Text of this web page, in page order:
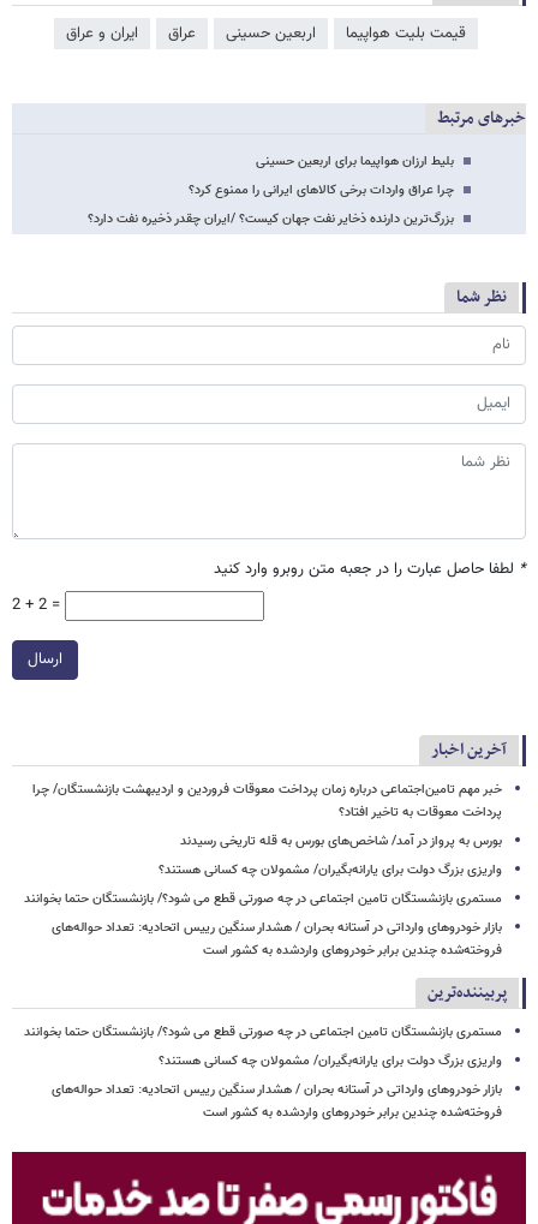
قیمت بلیت هواپیما اربعین حسینی عراق ایران و عراق
خبرهای مرتبط
بلیط ارزان هواپیما برای اربعین حسینی
چرا عراق واردات برخی کالاهای ایرانی را ممنوع کرد؟
بزرگ‌ترین دارنده ذخایر نفت جهان کیست؟ /ایران چقدر ذخیره نفت دارد؟
نظر شما
* لطفا حاصل عبارت را در جعبه متن روبرو وارد کنید
2 + 2 =
ارسال
آخرین اخبار
خبر مهم تامین‌اجتماعی درباره زمان پرداخت معوقات فروردین و اردیبهشت بازنشستگان/ چرا
پرداخت معوقات به تاخیر افتاد؟
بورس به پرواز در آمد/ شاخص‌های بورس به قله تاریخی رسیدند
واریزی بزرگ دولت برای یارانه‌بگیران/ مشمولان چه کسانی هستند؟
مستمری بازنشستگان تامین اجتماعی در چه صورتی قطع می شود؟/ بازنشستگان حتما بخوانند
بازار خودروهای وارداتی در آستانه بحران / هشدار سنگین رییس اتحادیه: تعداد حواله‌های
فروخته‌شده چندین برابر خودروهای واردشده به کشور است
پربیننده‌ترین
مستمری بازنشستگان تامین اجتماعی در چه صورتی قطع می شود؟/ بازنشستگان حتما بخوانند
واریزی بزرگ دولت برای یارانه‌بگیران/ مشمولان چه کسانی هستند؟
بازار خودروهای وارداتی در آستانه بحران / هشدار سنگین رییس اتحادیه: تعداد حواله‌های
فروخته‌شده چندین برابر خودروهای واردشده به کشور است